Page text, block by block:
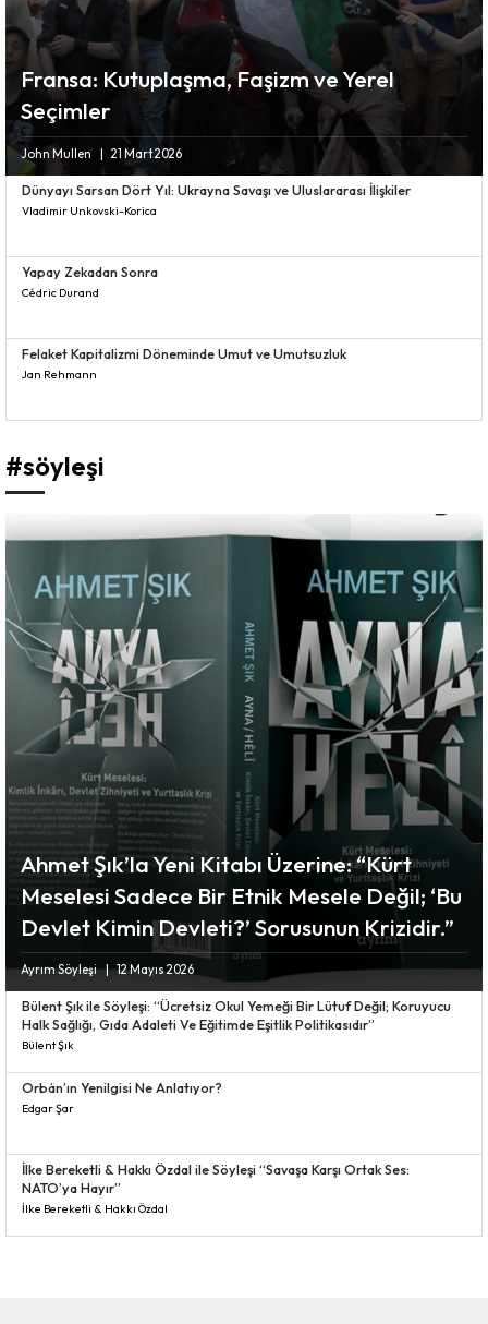
Fransa: Kutuplaşma, Faşizm ve Yerel
Seçimler
John Mullen 21 Mart 2026
Dünyayı Sarsan Dört Yıl: Ukrayna Savaşı ve Uluslararası İlişkiler
Vladimir Unkovski-Korica
Yapay Zekadan Sonra
Cédric Durand
Felaket Kapitalizmi Döneminde Umut ve Umutsuzluk
Jan Rehmann
#söyleşi
Ahmet Şık’la Yeni Kitabı Üzerine: “Kürt
Meselesi Sadece Bir Etnik Mesele Değil; ‘Bu
Devlet Kimin Devleti?’ Sorusunun Krizidir.”
Ayrım Söyleşi 12 Mayıs 2026
Bülent Şık ile Söyleşi: “Ücretsiz Okul Yemeği Bir Lütuf Değil; Koruyucu
Halk Sağlığı, Gıda Adaleti Ve Eğitimde Eşitlik Politikasıdır”
Bülent Şık
Orbán’ın Yenilgisi Ne Anlatıyor?
Edgar Şar
İlke Bereketli & Hakkı Özdal ile Söyleşi “Savaşa Karşı Ortak Ses:
NATO’ya Hayır”
İlke Bereketli & Hakkı Özdal